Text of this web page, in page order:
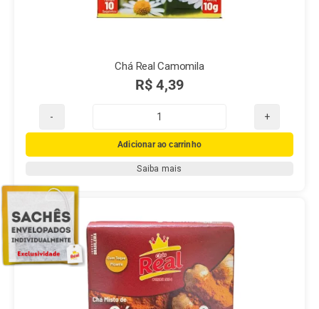
Chá Real Camomila
R$ 4,39
Chá
Real
Camomila
Adicionar ao carrinho
Saiba mais